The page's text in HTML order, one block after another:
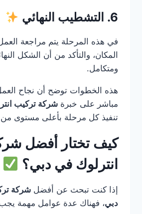
6. التشطيب النهائي
في هذه المرحلة يتم مراجعة
المكان، والتأكد من أن الشكل
ومتكامل.
هذه الخطوات توضح أن نجاح
مباشر على خبرة شركة تركيب
تنفيذ كل مرحلة بأعلى مستوى من
كيف تختار أفضل
انترلوك في دبي؟
إذا كنت تبحث عن أفضل شركة
دبي، فهناك عدة عوامل مهمة يجب